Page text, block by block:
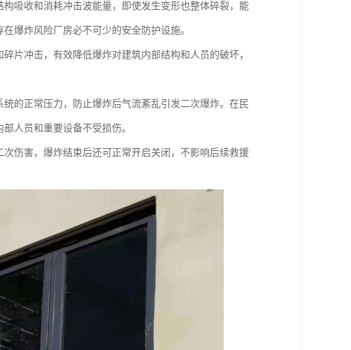
吸收和消耗冲击波能量，即使发生变形也整体碎裂，能
爆炸风险厂房必不可少的安全防护设施。
片冲击，有效降低爆炸对建筑内部结构和人员的破坏，
的正常压力，防止爆炸后气流紊乱引发二次爆炸。在民
人员和重要设备不受损伤。
伤害，爆炸结束后还可正常开启关闭，不影响后续救援